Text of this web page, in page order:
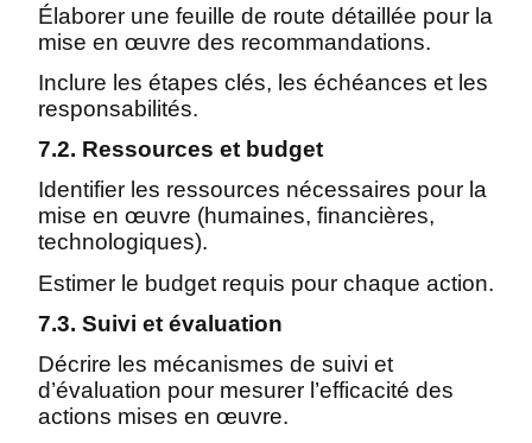
Élaborer une feuille de route détaillée pour la
mise en œuvre des recommandations.
Inclure les étapes clés, les échéances et les
responsabilités.
7.2. Ressources et budget
Identifier les ressources nécessaires pour la
mise en œuvre (humaines, financières,
technologiques).
Estimer le budget requis pour chaque action.
7.3. Suivi et évaluation
Décrire les mécanismes de suivi et
d’évaluation pour mesurer l’efficacité des
actions mises en œuvre.